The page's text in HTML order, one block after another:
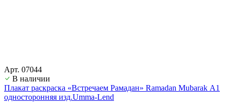
Арт. 07044
В наличии
Плакат раскраска «Встречаем Рамадан» Ramadan Mubarak А1
односторонняя изд.Umma-Lend